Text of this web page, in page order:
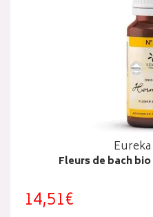
Fleurs de bach
14,51€